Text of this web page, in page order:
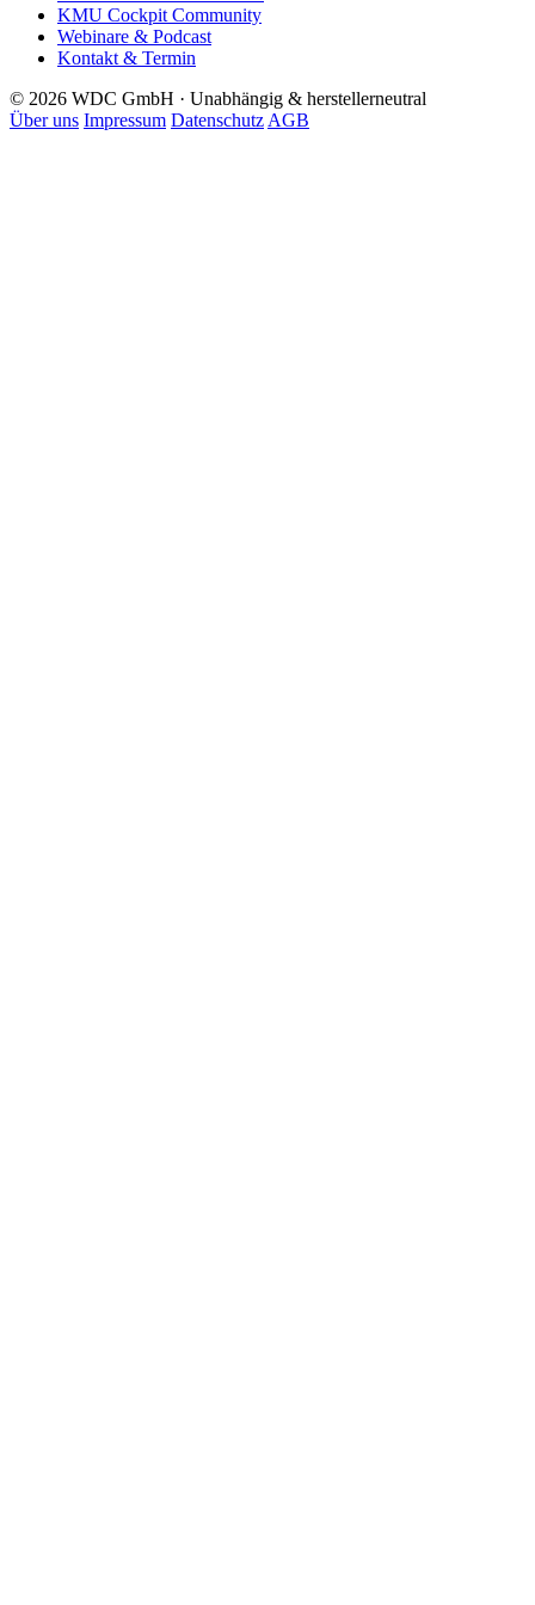
KMU Cockpit Community
Webinare & Podcast
Kontakt & Termin
© 2026 WDC GmbH · Unabhängig & herstellerneutral
Über uns Impressum Datenschutz AGB